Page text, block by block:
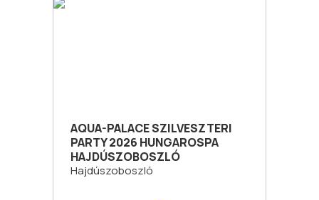
AQUA-PALACE SZILVESZTERI
PARTY 2026 HUNGAROSPA
HAJDÚSZOBOSZLÓ
Hajdúszoboszló